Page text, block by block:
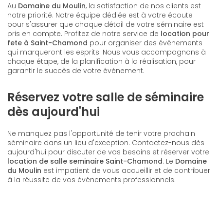
Au Domaine du Moulin, la satisfaction de nos clients est
notre priorité. Notre équipe dédiée est à votre écoute
pour s'assurer que chaque détail de votre séminaire est
pris en compte. Profitez de notre service de location pour
fete à Saint-Chamond pour organiser des événements
qui marqueront les esprits. Nous vous accompagnons à
chaque étape, de la planification à la réalisation, pour
garantir le succès de votre événement.
Réservez votre salle de séminaire
dès aujourd'hui
Ne manquez pas l'opportunité de tenir votre prochain
séminaire dans un lieu d'exception. Contactez-nous dès
aujourd'hui pour discuter de vos besoins et réserver votre
location de salle seminaire Saint-Chamond. Le Domaine
du Moulin est impatient de vous accueillir et de contribuer
à la réussite de vos événements professionnels.